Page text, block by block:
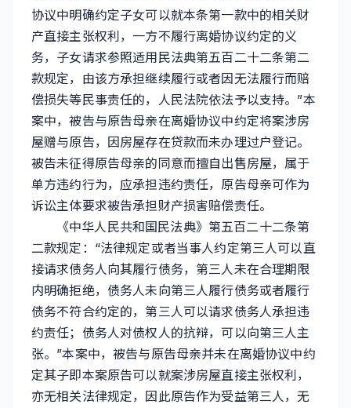
协议中明确约定子女可以就本条第一款中的相关财
产直接主张权利，一方不履行离婚协议约定的义
务，子女请求参照适用民法典第五百二十二条第二
款规定，由该方承担继续履行或者因无法履行而赔
偿损失等民事责任的，人民法院依法予以支持。”本
案中，被告与原告母亲在离婚协议中约定将案涉房
屋赠与原告，因房屋存在贷款而未办理过户登记。
被告未征得原告母亲的同意而擅自出售房屋，属于
单方违约行为，应承担违约责任，原告母亲可作为
诉讼主体要求被告承担财产损害赔偿责任。
《中华人民共和国民法典》第五百二十二条第
二款规定：“法律规定或者当事人约定第三人可以直
接请求债务人向其履行债务，第三人未在合理期限
内明确拒绝，债务人未向第三人履行债务或者履行
债务不符合约定的，第三人可以请求债务人承担违
约责任；债务人对债权人的抗辩，可以向第三人主
张。”本案中，被告与原告母亲并未在离婚协议中约
定其子即本案原告可以就案涉房屋直接主张权利，
亦无相关法律规定，因此原告作为受益第三人，无